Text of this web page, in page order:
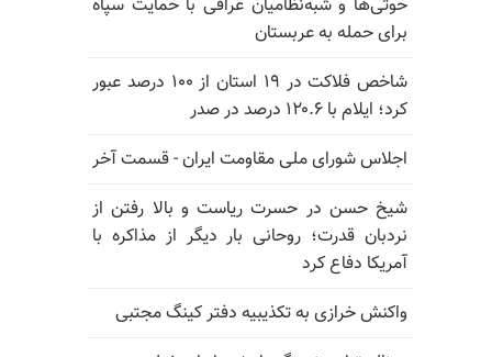
حوثی‌ها و شبه‌نظامیان عراقی با حمایت سپاه
برای حمله به عربستان
شاخص فلاکت در ۱۹ استان از ۱۰۰ درصد عبور
کرد؛ ایلام با ۱۲۰.۶ درصد در صدر
اجلاس شورای ملی مقاومت ایران - قسمت آخر
شیخ حسن در حسرت ریاست و بالا رفتن از
نردبان قدرت؛ روحانی بار دیگر از مذاکره با
آمریکا دفاع کرد
واکنش خرازی به تکذیبیه دفتر کینگ مجتبی